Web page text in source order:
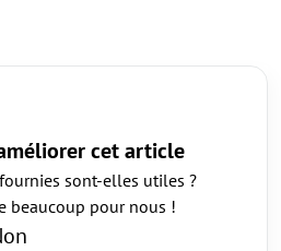
cet article
sont-elles utiles ?
beaucoup pour nous !